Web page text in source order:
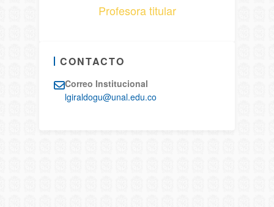
Profesora titular
CONTACTO
Correo Institucional
lgiraldogu@unal.edu.co